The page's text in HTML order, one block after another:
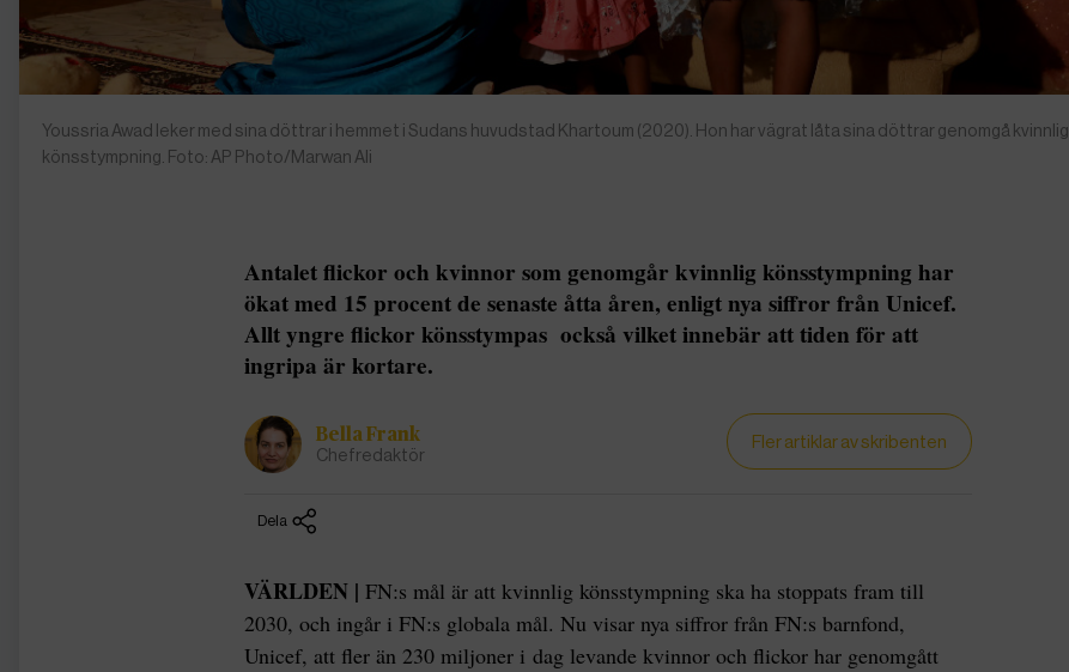
Youssria Awad leker med sina döttrar i hemmet i Sudans huvudstad Khartoum (2020). Hon har vägrat låta sina döttrar genomgå kvinnlig
könsstympning. Foto: AP Photo/Marwan Ali
Antalet flickor och kvinnor som genomgår kvinnlig könsstympning har
ökat med 15 procent de senaste åtta åren, enligt nya siffror från Unicef.
Allt yngre flickor könsstympas också vilket innebär att tiden för att
ingripa är kortare.
Bella Frank
Chefredaktör
Fler artiklar av skribenten
Dela
VÄRLDEN | FN:s mål är att kvinnlig könsstympning ska ha stoppats fram till
2030, och ingår i FN:s globala mål. Nu visar nya siffror från FN:s barnfond,
Unicef, att fler än 230 miljoner i dag levande kvinnor och flickor har genomgått